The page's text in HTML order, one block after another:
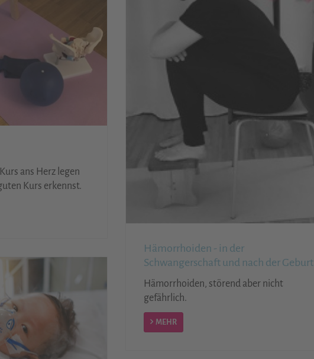
ans Herz legen
Kurs erkennst.
Hämorrhoiden - in der
Schwangerschaft und nach der Geburt
Hämorrhoiden, störend aber nicht
gefährlich.
MEHR